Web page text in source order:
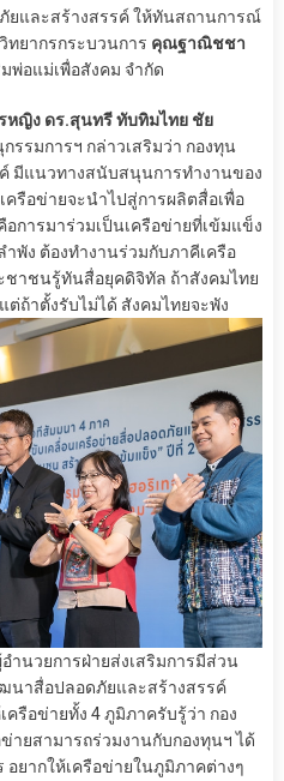
ยและสร้างสรรค์ ให้ทันสถานการณ์
ทยากรกระบวนการ คุณฐาณิชชา
พ่อแม่เพื่อสังคม จำกัด
หญิง ดร.สุนทรี ทับทิมไทย ชัย
รมการฯ กล่าวเสริมว่า กองทุน
มีแนวทางสนับสนุนการทำงานของ
ครือข่ายจะนำไปสู่การผลิตสื่อเพื่อ
การมาร่วมเป็นเครือข่ายที่เข้มแข็ง
พัง ต้องทำงานร่วมกับภาคีเครือ
ชาชนรู้ทันสื่อยุคดิจิทัล ถ้าสังคมไทย
ต่ถ้าตั้งรับไม่ได้ สังคมไทยจะพัง
อำนวยการฝ่ายส่งเสริมการมีส่วน
นาสื่อปลอดภัยและสร้างสรรค์
รือข่ายทั้ง 4 ภูมิภาครับรู้ว่า กอง
ายสามารถร่วมงานกับกองทุนฯ ได้
อยากให้เครือข่ายในภูมิภาคต่างๆ